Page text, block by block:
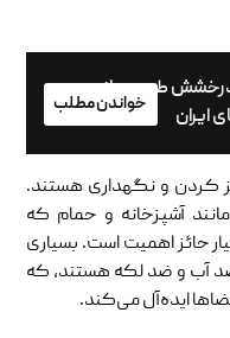
درخشش طبیعی از
ایران
خواندن مطلب
کردن و نگهداری هستند.
آشپزخانه و حمام که
حائز اهمیت است. بسیاری
آب و ضد لکه هستند، که
ایده‌آل می‌کند.